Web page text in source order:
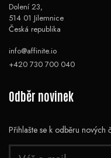
Dolení 23,
514 01 Jilemnice
Česká republika
info@affinite.io
+420 730 700 040
Odběr novinek
Přihlašte se k odběru nových